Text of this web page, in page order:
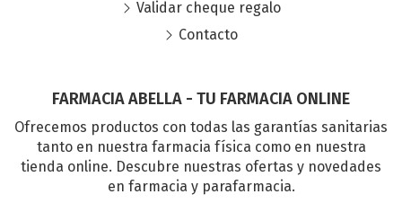
FARMACIA ABELLA - TU FARMACIA ONLINE
Ofrecemos productos con todas las garantías sanitarias
tanto en nuestra farmacia física como en nuestra
tienda online. Descubre nuestras ofertas y novedades
en farmacia y parafarmacia.
Validar cheque regalo
Contacto